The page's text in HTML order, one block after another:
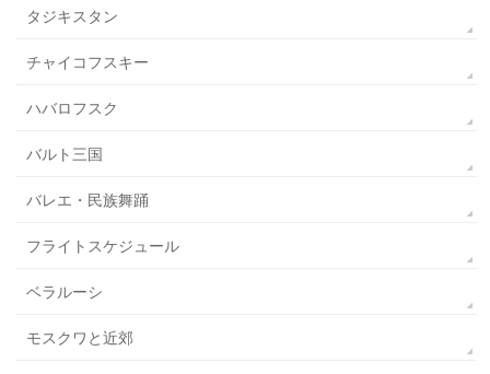
タジキスタン
チャイコフスキー
ハバロフスク
バルト三国
バレエ・民族舞踊
フライトスケジュール
ベラルーシ
モスクワと近郊